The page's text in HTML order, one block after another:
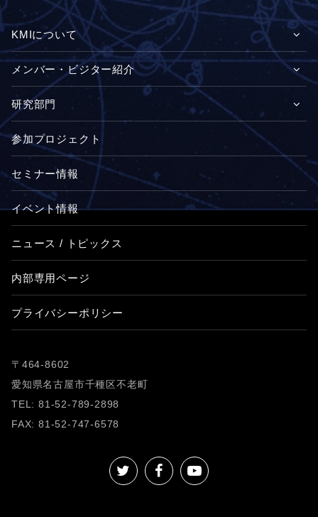
〒464-8602
愛知県名古屋市千種区不老町
TEL: 81-52-789-2898
FAX: 81-52-747-6578
KMIについて
メンバー・ビジター紹介
研究部門
参加プロジェクト
セミナー情報
イベント情報
ニュース / トピックス
内部専用ページ
プライバシーポリシー